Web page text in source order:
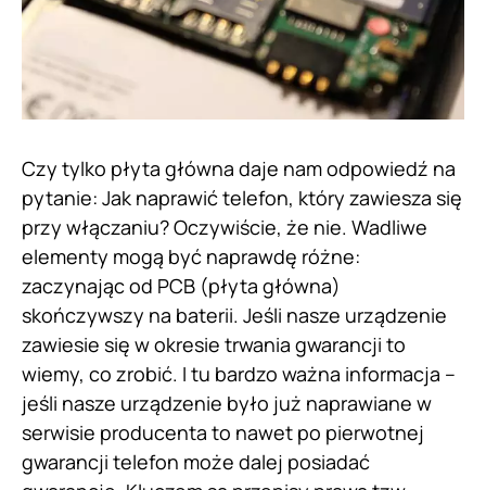
Czy tylko płyta główna daje nam odpowiedź na
pytanie: Jak naprawić telefon, który zawiesza się
przy włączaniu? Oczywiście, że nie. Wadliwe
elementy mogą być naprawdę różne:
zaczynając od PCB (płyta główna)
skończywszy na baterii. Jeśli nasze urządzenie
zawiesie się w okresie trwania gwarancji to
wiemy, co zrobić. I tu bardzo ważna informacja –
jeśli nasze urządzenie było już naprawiane w
serwisie producenta to nawet po pierwotnej
gwarancji telefon może dalej posiadać